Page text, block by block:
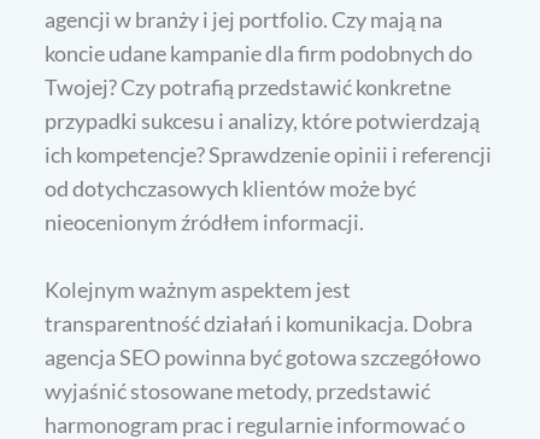
agencji w branży i jej portfolio. Czy mają na
koncie udane kampanie dla firm podobnych do
Twojej? Czy potrafią przedstawić konkretne
przypadki sukcesu i analizy, które potwierdzają
ich kompetencje? Sprawdzenie opinii i referencji
od dotychczasowych klientów może być
nieocenionym źródłem informacji.
Kolejnym ważnym aspektem jest
transparentność działań i komunikacja. Dobra
agencja SEO powinna być gotowa szczegółowo
wyjaśnić stosowane metody, przedstawić
harmonogram prac i regularnie informować o